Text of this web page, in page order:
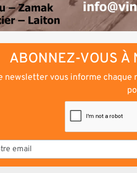
ABONNEZ-VOUS À
newsletter vous informe